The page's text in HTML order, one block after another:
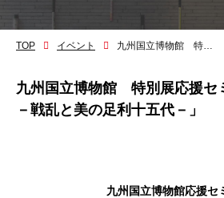
TOP イベント 九州国立博物館 特別展応援セミナー「室町将軍－戦乱と美の足利十五代－」
九州国立博物館 特別展応援セ
－戦乱と美の足利十五代－」
九州国立博物館応援セ